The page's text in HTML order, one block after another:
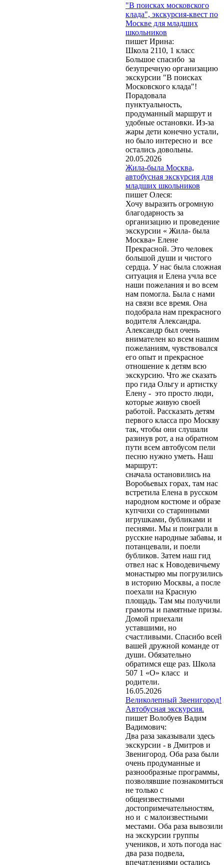
Обращаем Ваше
внимание, что при
заказе экскурсий и
оформлении бланков
заказа нажатие кнопки
"Отправить" или
"Заказать" означает
согласие на обработку
Ваших персональных
данных (Федеральный
закон № 152-ФЗ от
27.07.2006 г. «О
персональных
данных»).Вы даете
согласие Центру
экскурсий и
путешествий
«Московский» на
обработку своих
персональных данных
(ФИО, телефон, e-mail)
в целях обработки
своего заказа и связи с
вами. Обработка
осуществляется в
соответствии с
Политикой
конфиденциальности
Согласие может быть
отозвано путём
направления
письменного заявления
на адрес
moscentre@yandex.ru.
Отправить
"В поисках московского
клада", экскурсия-квест по
Москве для младших
школьников
пишет Ирина:
Школа 2110, 1 класс
Большое спасибо за
безупречную организацию
экскурсии "В поисках
Московского клада"!
Порадовала
пунктуальность,
продуманный маршрут и
удобные остановки. Из-за
жары дети конечно устали,
но было интересно и все
остались довольны.
20.05.2026
Жила-была Москва,
автобусная экскурсия для
младших школьников
пишет Олеся:
Хочу выразить огромную
благодарность за
организацию и проведение
экскурсии « Жила- была
Москва» Елене
Прекрасной. Это человек
большой души и чистого
сердца. У нас была сложная
ситуация и Елена учла все
наши пожелания и во всем
нам помогла. Была с нами
на связи все время. Она
подобрала нам прекрасного
водителя Александра.
Александр был очень
внимателен ко всем нашим
пожеланиям, чувствовался
его опыт и прекрасное
отношение к детям всю
экскурсию. Что же сказать
про гида Ольгу и артистку
Елену - это просто люди,
которые живую своей
работой. Рассказать детям
первого класса про Москву
так, чтобы они слушали
разинув рот, а на обратном
пути всем автобусом пели
песню нужно уметь. Наш
маршрут:
сначала остановились на
Воробьевых горах, там нас
встретила Елена в русском
народном костюме и образе
купчихи со старинными
игрушками, бубликами и
песнями. Мы и поиграли в
русские народные забавы, и
потанцевали, и поели
бубликов. Затем наш гид
отвел нас к Новодевичьему
монастырю мы погрузились
в историю Москвы, а после
поехали на Красную
площадь. Там мы получили
грамоты и памятные призы.
Домой приехали
уставшими, но
счастливыми. Спасибо всей
вашей дружной команде от
души. Обязательно
обратимся еще раз. Школа
507 1 «О» класс и
родители.
16.05.2026
Великолепный Звенигород!
Автобусная экскурсия.
пишет Волобуев Вадим
Вадимович:
Два раза заказывали здесь
экскурсии - в Дмитров и
Звенигород. Оба раза были
очень продуманные и
разнообразные программы,
позволявшие познакомиться
не только с
общеизвестными
достопримечательностям,
но и с малоизвестными
местами. Оба раза вывозили
на экскурсии группы
учеников, и хоть погода нас
два раза подвела,
впечатлениями остались